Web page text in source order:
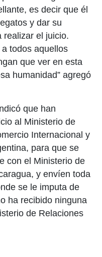
es decir que él
y dar su
realizar el juicio.
todos aquellos
que ver en esta
humanidad” agregó
que han
al Ministerio de
Internacional y
para que se
con el Ministerio de
y envíen toda
se le imputa de
ha recibido ninguna
de Relaciones